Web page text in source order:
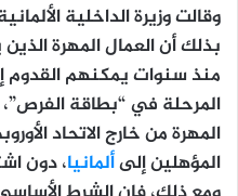
وقالت وزيرة الداخلية
بذلك أن العمال المهرة
منذ سنوات يمكنهم القدوم
المرحلة في “بطاقة
المهرة من خارج الاتحاد
المؤهلين إلىألمانيا، دون